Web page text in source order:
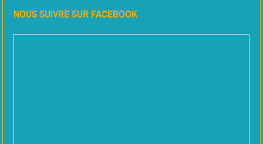
NOUS SUIVRE SUR FACEBOOK